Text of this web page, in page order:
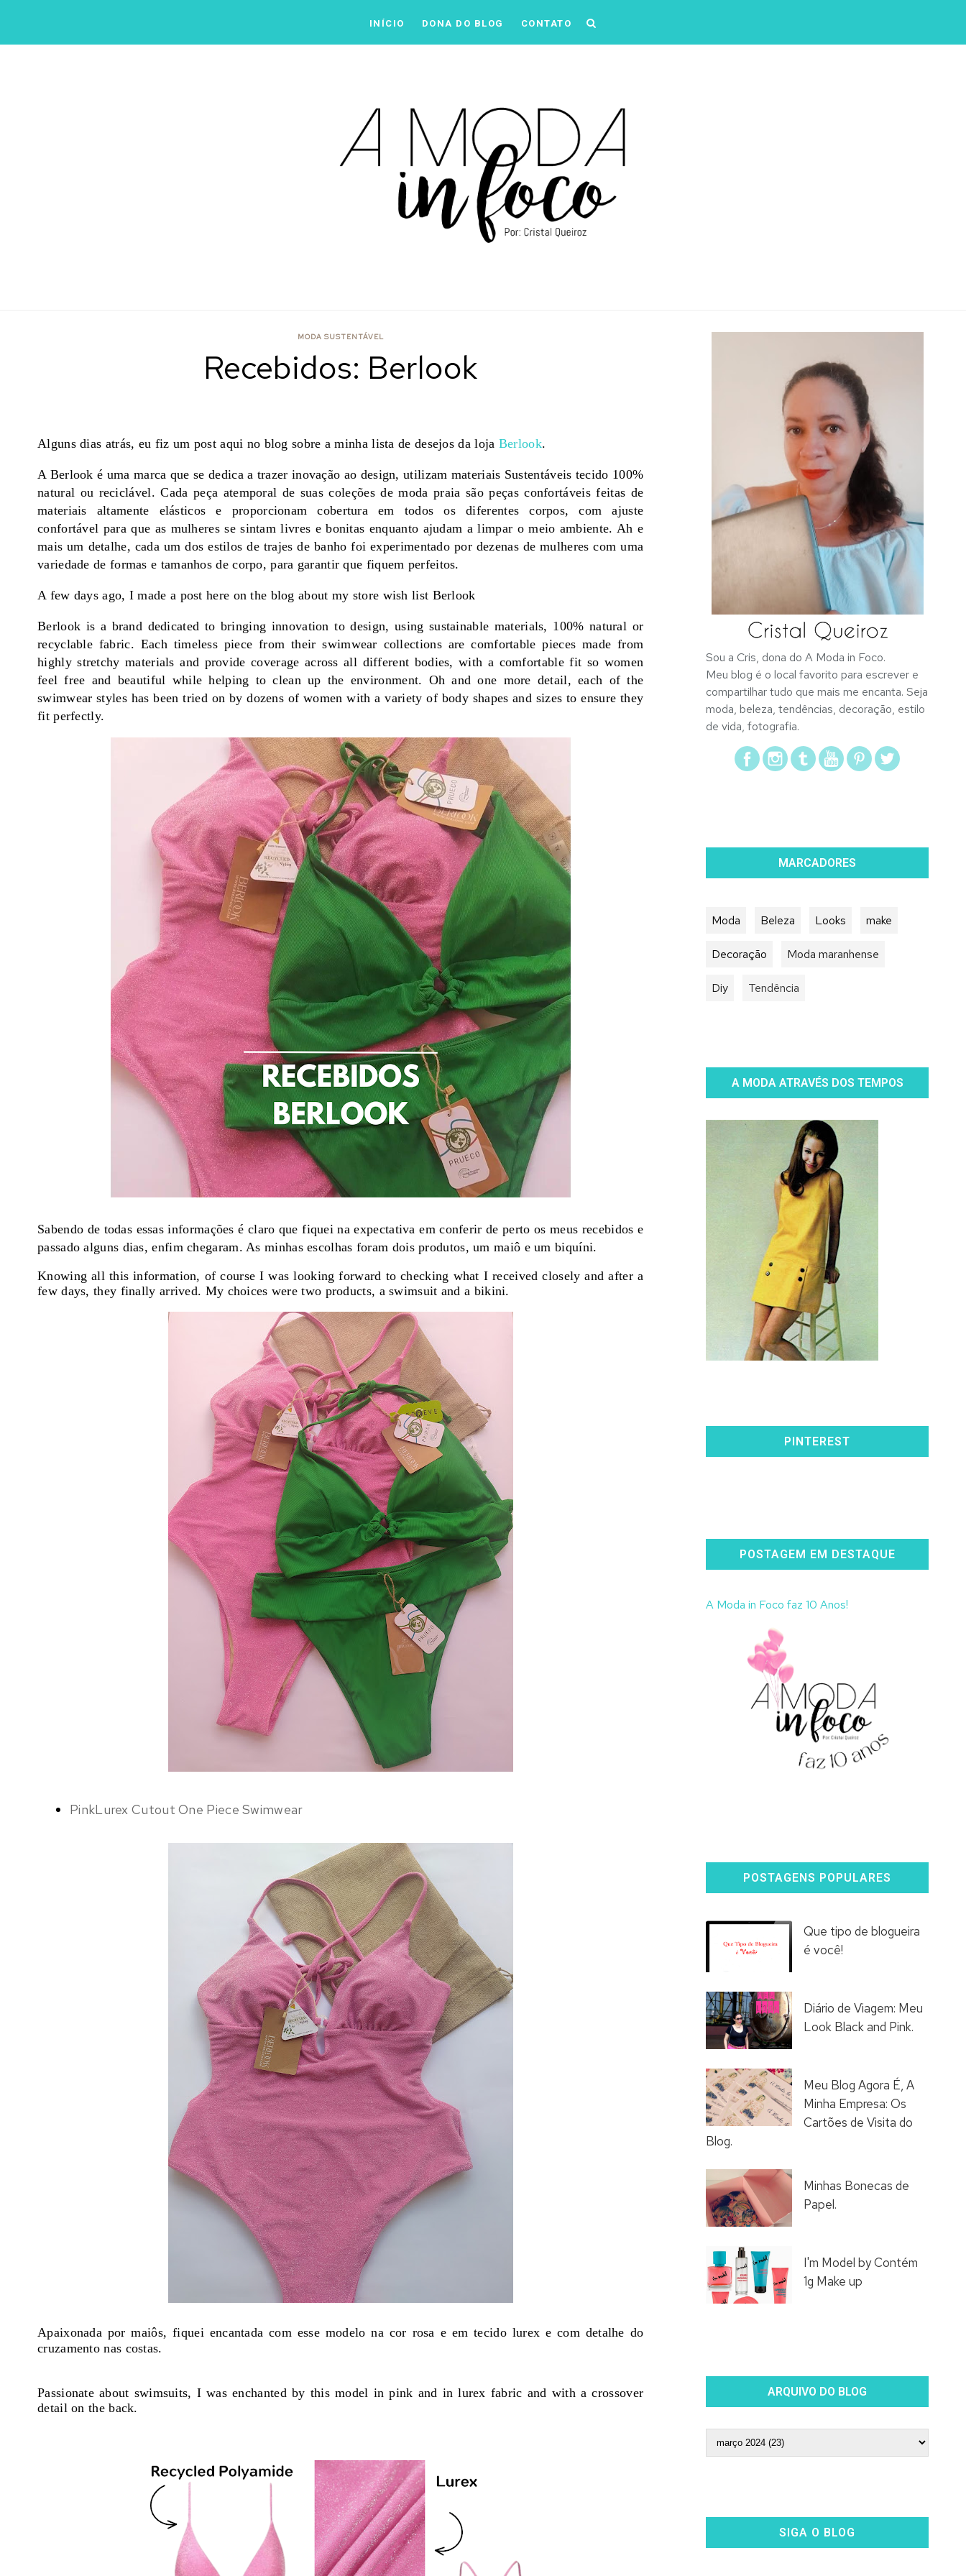
INÍCIO DONA DO BLOG CONTATO
MODA SUSTENTÁVEL
Recebidos: Berlook
Alguns dias atrás, eu fiz um post aqui no blog sobre a minha lista de desejos da loja Berlook.
A Berlook é uma marca que se dedica a trazer inovação ao design,utilizam materiais Sustentáveis tecido 100%
natural ou reciclável. Cada peça atemporal de suas coleções de moda praia são peças confortáveis ​​feitas de
materiais altamente elásticos e proporcionam cobertura em todos osdiferentescorpos, com ajuste
confortável para que as mulheres se sintam livres e bonitas enquanto ajudam a limpar o meio ambiente. Ah e
mais um detalhe, cada um dos estilos de trajes de banho foi experimentado por dezenas de mulheres com uma
variedade de formas e tamanhos de corpo, para garantir que fiquem perfeitos.
A few days ago, I made a post here on the blog about my store wish list Berlook
Berlook is a brand dedicated to bringing innovation to design, using sustainable materials, 100% natural or
recyclable fabric. Each timeless piece from their swimwear collections are comfortable pieces made from
highly stretchy materials and provide coverage across all different bodies, with a comfortable fit so women
feel free and beautiful while helping to clean up the environment. Oh and one more detail, each of the
swimwear styles has been tried on by dozens of women with a variety of body shapes and sizes to ensure they
fit perfectly.
Sabendo de todas essas informações é claro que fiquei na expectativa em conferir de perto os meus recebidos e
passado alguns dias, enfim chegaram. As minhas escolhas foram dois produtos, um maiô e um biquíni.
Knowing all this information, of course I was looking forward to checking what I received closely and after a
few days, they finally arrived. My choices were two products, a swimsuit and a bikini.
PinkLurex Cutout One Piece Swimwear
Apaixonada por maiôs, fiquei encantada com esse modelo na cor rosa e em tecido lurex e com detalhe do
cruzamento nas costas.
Passionate about swimsuits, I was enchanted by this model in pink and in lurex fabric and with a crossover
detail on the back.
Sou a Cris, dona do A Moda in Foco.
Meu blog é o local favorito para escrever e
compartilhar tudo que mais me encanta. Seja
moda, beleza, tendências, decoração, estilo
de vida, fotografia.
MARCADORES
Moda Beleza Looks make
Decoração Moda maranhense
Diy Tendência
A MODA ATRAVÉS DOS TEMPOS
PINTEREST
POSTAGEM EM DESTAQUE
A Moda in Foco faz 10 Anos!
POSTAGENS POPULARES
Que tipo de blogueira
é você!
Diário de Viagem: Meu
Look Black and Pink.
Meu Blog Agora É, A
Minha Empresa: Os
Cartões de Visita do
Blog.
Minhas Bonecas de
Papel.
I'm Model by Contém
1g Make up
ARQUIVO DO BLOG
SIGA O BLOG